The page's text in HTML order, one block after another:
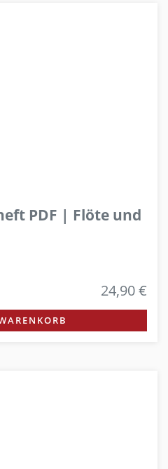
PDF | Flöte und
24,90 €